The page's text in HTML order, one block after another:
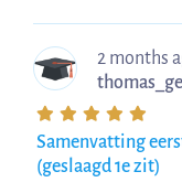
2 months
Samenvatting
(geslaagd 1e zit)